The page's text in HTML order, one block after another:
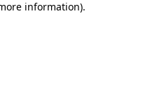
information).